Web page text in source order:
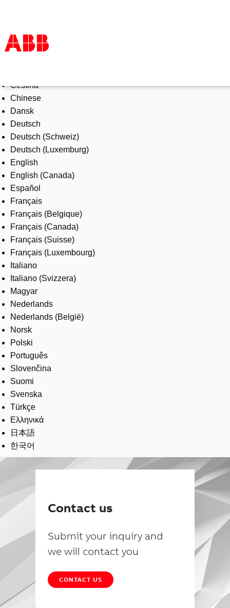
Products & Solutions
Industries
Services
About us
Where to buy
Contact us
Careers
Čeština
Chinese
Dansk
Deutsch
Deutsch (Schweiz)
Deutsch (Luxemburg)
English
English (Canada)
Español
Français
Français (Belgique)
Français (Canada)
Français (Suisse)
Français (Luxembourg)
Italiano
Italiano (Svizzera)
Magyar
Nederlands
Nederlands (België)
Norsk
Polski
Português
Slovenčina
Suomi
Svenska
Türkçe
Ελληνικά
日本語
한국어
Contact us
Submit your inquiry and
we will contact you
CONTACT US